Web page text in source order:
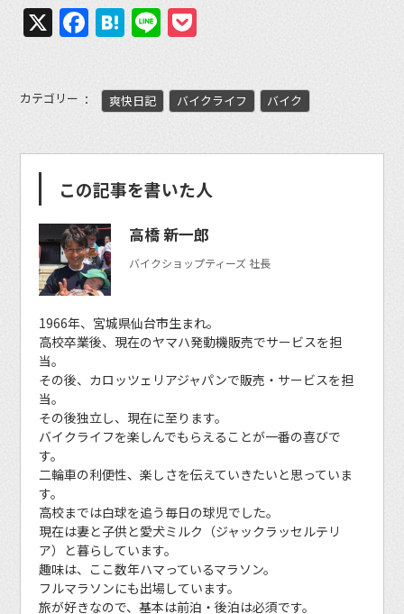
X Facebook
Hatena
Line
カテゴリー 爽快日記 バイクライフ バイク
この記事を書いた人
高橋 新一郎
バイクショップティーズ 社長
1966年、宮城県仙台市生まれ。
高校卒業後、現在のヤマハ発動機販売でサービスを担
当。
その後、カロッツェリアジャパンで販売・サービスを担
当。
その後独立し、現在に至ります。
バイクライフを楽しんでもらえることが一番の喜びで
す。
二輪車の利便性、楽しさを伝えていきたいと思っていま
す。
高校までは白球を追う毎日の球児でした。
現在は妻と子供と愛犬ミルク（ジャックラッセルテリ
ア）と暮らしています。
趣味は、ここ数年ハマっているマラソン。
フルマラソンにも出場しています。
旅が好きなので、基本は前泊・後泊は必須です。